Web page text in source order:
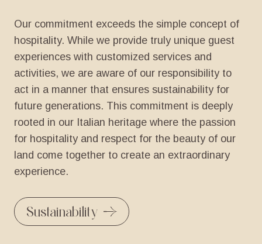
Our commitment exceeds the simple concept of
hospitality. While we provide truly unique guest
experiences with customized services and
activities, we are aware of our responsibility to
act in a manner that ensures sustainability for
future generations. This commitment is deeply
rooted in our Italian heritage where the passion
for hospitality and respect for the beauty of our
land come together to create an extraordinary
experience.
Sustainability